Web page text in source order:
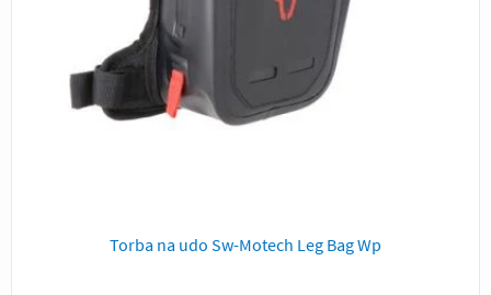
Torba na udo Sw-Motech Leg Bag Wp